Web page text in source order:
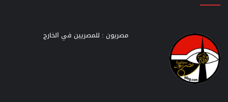
مصريون : للمصريين في الخارج